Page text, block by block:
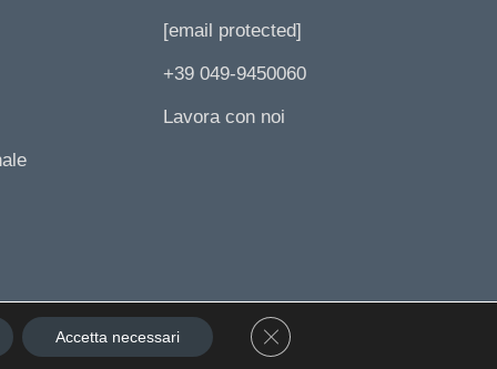
[email protected]
+39 049-9450060
Lavora con noi
-Privacy Policy- Power By LP Digital Grow
Accetta necessari Close GDPR Cookie Banner